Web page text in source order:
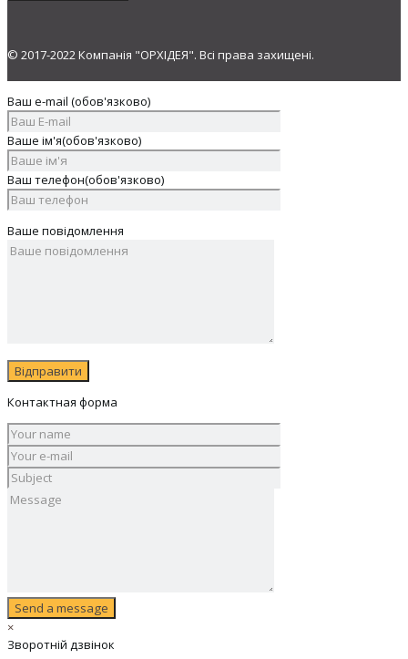
© 2017-2022 Компанія "ОРХІДЕЯ". Всі права захищені.
Ваш e-mail (обов'язково)
Ваше ім'я(обов'язково)
Ваш телефон(обов'язково)
Ваше повідомлення
Контактная форма
×
Зворотній дзвінок